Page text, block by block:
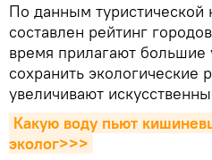
По данным туристической
составлен рейтинг
время прилагают большие
сохранить экологические
увеличивают
Какую воду пьют
эколог>>>